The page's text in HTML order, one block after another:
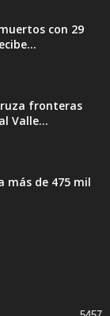
con 29
fronteras
Valle...
más de 475 mil